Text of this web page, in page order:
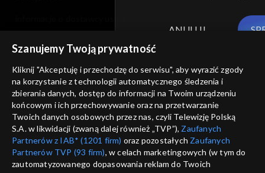
ANULUJ
Szanujemy Twoją prywatność
Kliknij "Akceptuję i przechodzę do serwisu", aby wyrazić zgody
na korzystanie z technologii automatycznego śledzenia i
zbierania danych, dostęp do informacji na Twoim urządzeniu
końcowym i ich przechowywanie oraz na przetwarzanie
Twoich danych osobowych przez nas, czyli Telewizję Polską
S.A. w likwidacji (zwaną dalej również „TVP”), Zaufanych
Partnerów z IAB* (1201 firm) oraz pozostałych Zaufanych
Partnerów TVP (93 firm), w celach marketingowych (w tym do
zautomatyzowanego dopasowania reklam do Twoich